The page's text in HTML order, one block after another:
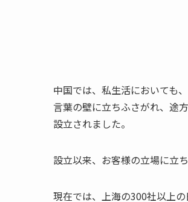
中国では、私生活においても
言葉の壁に立ちふさがれ、途
設立されました。
設立以来、お客様の立場に立ち
現在では、上海の300社以上